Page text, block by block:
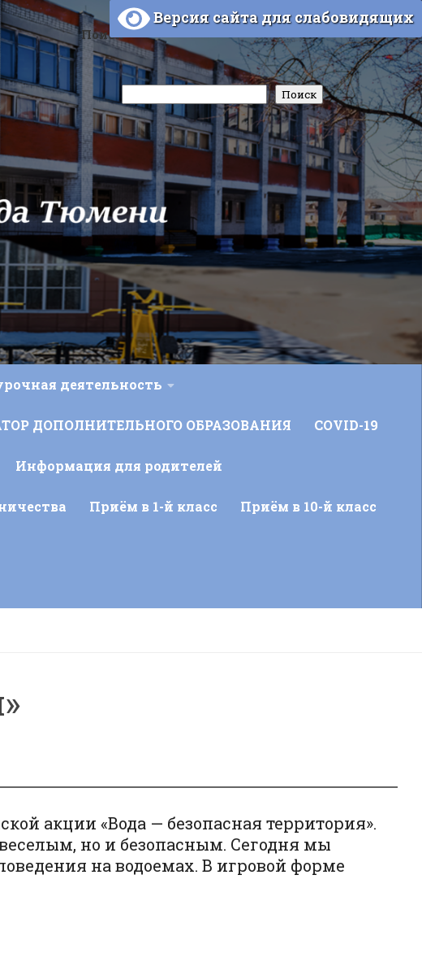
Версия сайта для слабовидящих
Поиск
Поиск
деятельность
ДОПОЛНИТЕЛЬНОГО ОБРАЗОВАНИЯ COVID-19
Информация для родителей
Приём в 1-й класс Приём в 10-й класс
акции «Вода — безопасная территория».
но и безопасным. Сегодня мы
на водоемах. В игровой форме